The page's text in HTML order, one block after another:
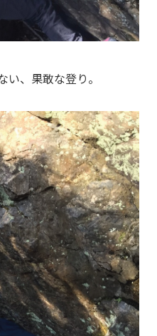
、果敢な登り。